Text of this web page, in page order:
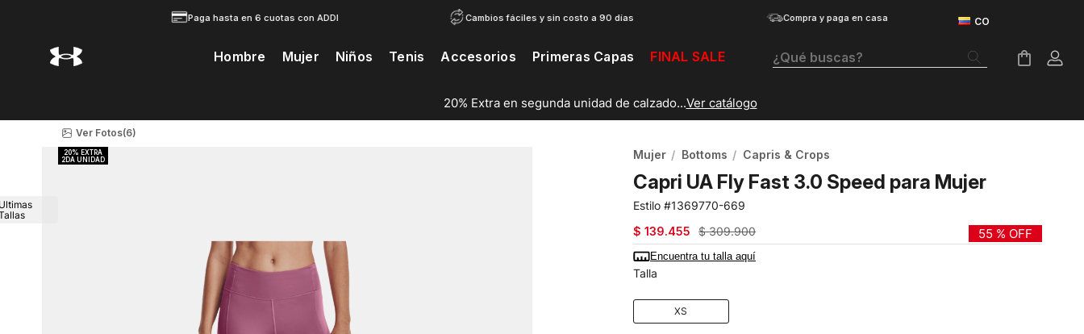
Paga hasta en 6 cuotas con ADDI Cambios fáciles y sin costo a 90 días Compra y paga en casa
Hombre Mujer Niños Tenis Accesorios Primeras Capas FINAL SALE ¿Qué buscas?
20% Extra en segunda unidad de calzado...Ver catálogo
Ver Fotos(6)
Mujer Bottoms Capris & Crops
Capri UA Fly Fast 3.0 Speed para Mujer
1369770-669
$ 139.455 $ 309.900 55 % OFF
Encuentra tu talla aquí
Talla
XS
Botas
Tenis Mujer